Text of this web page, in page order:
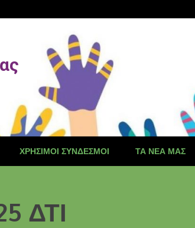
ΧΡΉΣΙΜΟΙ ΣΎΝΔΕΣΜΟΙ ΤΑ ΝΈΑ ΜΑΣ
ΔΤΙ